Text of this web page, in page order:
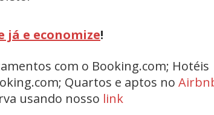
já e economize!
com o Booking.com; Hotéis
Quartos e aptos no
usando nosso link